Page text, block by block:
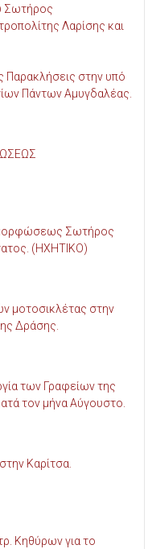
Σωτήρος
Λαρίσης και
Παρακλήσεις στην υπό
Πάντων Αμυγδαλέας.
Σωτήρος
(ΗΧΗΤΙΚΟ)
μοτοσικλέτας στην
Δράσης.
των Γραφείων της
τον μήνα Αύγουστο.
Καρίτσα.
Κηθύρων για το